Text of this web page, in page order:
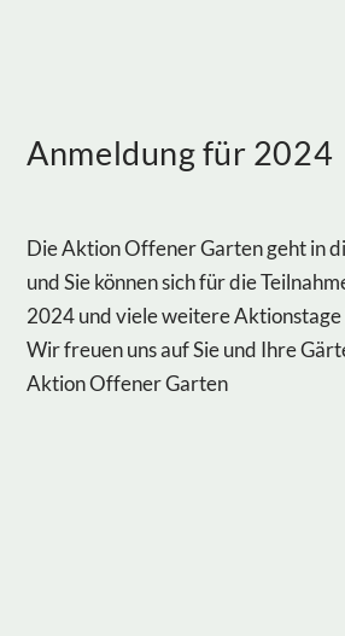
Anmeldung für 2024
Die Aktion Offener Garten geht in
und Sie können sich für die
2024 und viele weitere
Wir freuen uns auf Sie und Ihre
Aktion Offener Garten